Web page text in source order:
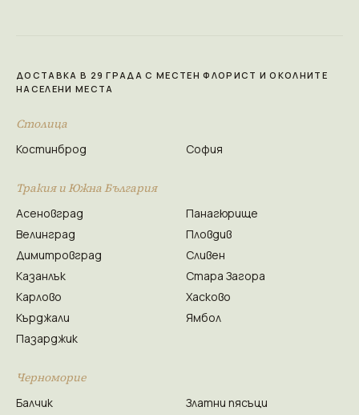
ДОСТАВКА В 29 ГРАДА С МЕСТЕН ФЛОРИСТ И ОКОЛНИТЕ
НАСЕЛЕНИ МЕСТА
Столица
Костинброд София
Тракия и Южна България
Асеновград
Велинград
Димитровград
Казанлък
Карлово
Кърджали
Пазарджик
Панагюрище
Пловдив
Сливен
Стара Загора
Хасково
Ямбол
Черноморие
Балчик
Златни пясъци